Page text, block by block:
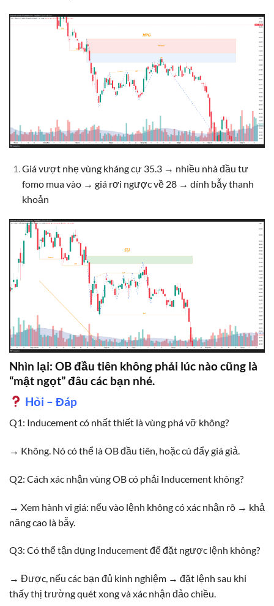
Giá vượt nhẹ vùng kháng cự 35.3 → nhiều nhà đầu tư
fomo mua vào → giá rơi ngược về 28 → dính bẫy thanh
khoản
Nhìn lại: OB đầu tiên không phải lúc nào cũng là
“mật ngọt” đâu các bạn nhé.
Hỏi – Đáp
Q1: Inducement có nhất thiết là vùng phá vỡ không?
→ Không. Nó có thể là OB đầu tiên, hoặc cú đẩy giá giả.
Q2: Cách xác nhận vùng OB có phải Inducement không?
→ Xem hành vi giá: nếu vào lệnh không có xác nhận rõ → khả
năng cao là bẫy.
Q3: Có thể tận dụng Inducement để đặt ngược lệnh không?
→ Được, nếu các bạn đủ kinh nghiệm → đặt lệnh sau khi
thấy thị trường quét xong và xác nhận đảo chiều.